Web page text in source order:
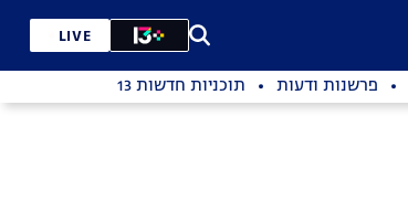
LIVE
פרשנות ודעות תוכניות חדשות 13